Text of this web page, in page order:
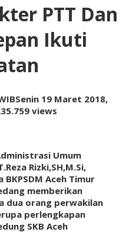
PTT Dan
Ikuti
Senin 19 Maret 2018,
views
Umum
Rizki,SH,M.Si,
Aceh Timur
memberikan
dua orang perwakilan
perlengkapan
SKB Aceh